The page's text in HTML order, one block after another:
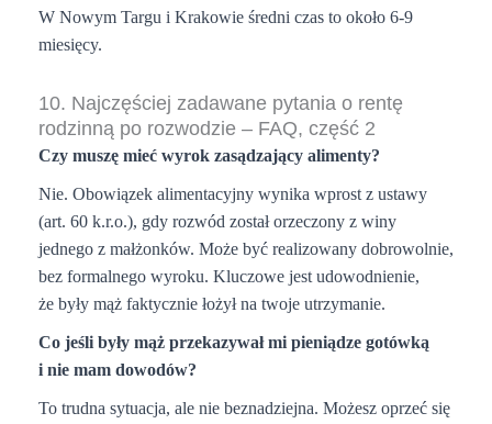
W Nowym Targu i Krakowie średni czas to około 6-9
miesięcy.
10. Najczęściej zadawane pytania o rentę
rodzinną po rozwodzie – FAQ, część 2
Czy muszę mieć wyrok zasądzający alimenty?
Nie. Obowiązek alimentacyjny wynika wprost z ustawy
(art. 60 k.r.o.), gdy rozwód został orzeczony z winy
jednego z małżonków. Może być realizowany dobrowolnie,
bez formalnego wyroku. Kluczowe jest udowodnienie,
że były mąż faktycznie łożył na twoje utrzymanie.
Co jeśli były mąż przekazywał mi pieniądze gotówką
i nie mam dowodów?
To trudna sytuacja, ale nie beznadziejna. Możesz oprzeć się